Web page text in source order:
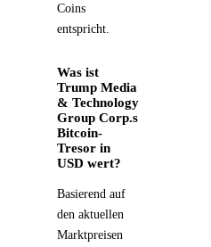
Coins
entspricht.
Was ist
Trump Media
& Technology
Group Corp.s
Bitcoin-
Tresor in
USD wert?
Basierend auf
den aktuellen
Marktpreisen